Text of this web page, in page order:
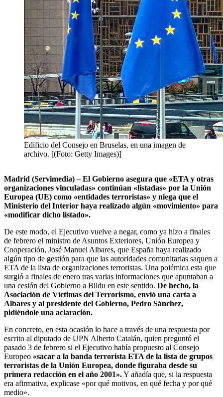
Edificio del Consejo en Bruselas, en una imagen de
archivo. [(Foto: Getty Images)]
Madrid (Servimedia) – El Gobierno asegura que «ETA y otras
organizaciones vinculadas» continúan «listadas» por la Unión
Europea (UE) como «entidades terroristas» y niega que el
Ministerio del Interior haya realizado algún «movimiento» para
«modificar dicho listado».
De este modo, el Ejecutivo vuelve a negar, como ya hizo a finales
de febrero el ministro de Asuntos Exteriores, Unión Europea y
Cooperación, José Manuel Albares, que España haya realizado
algún tipo de gestión para que las autoridades comunitarias saquen a
ETA de la lista de organizaciones terroristas. Una polémica esta que
surgió a finales de enero tras varias informaciones que apuntaban a
una cesión del Gobierno a Bildu en este sentido. De hecho, la
Asociación de Víctimas del Terrorismo, envió una carta a
Albares y al presidente del Gobierno, Pedro Sánchez,
pidiéndole una aclaración.
En concreto, en esta ocasión lo hace a través de una respuesta por
escrito al diputado de UPN Alberto Catalán, quien preguntó el
pasado 3 de febrero si el Ejecutivo había propuesto al Consejo
Europeo «sacar a la banda terrorista ETA de la lista de grupos
terroristas de la Unión Europea, donde figuraba desde su
primera redacción en el año 2001».Y añadía que, si la respuesta
era afirmativa, explicase «por qué motivos, en qué fecha y por qué
medio».